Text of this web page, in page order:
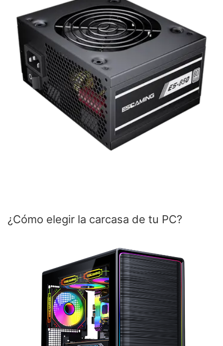
¿Cómo elegir la carcasa de tu PC?